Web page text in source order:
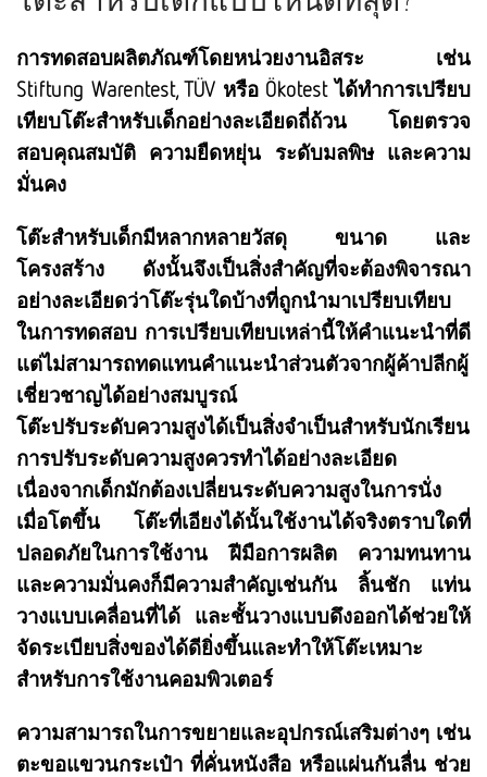
การทดสอบผลิตภัณฑ์โดยหน่วยงานอิสระ เช่น
Stiftung Warentest, TÜV หรือ Ökotest ได้ทำการเปรียบ
เทียบโต๊ะสำหรับเด็กอย่างละเอียดถี่ถ้วน โดยตรวจ
สอบคุณสมบัติ ความยืดหยุ่น ระดับมลพิษ และความ
มั่นคง
โต๊ะสำหรับเด็กมีหลากหลายวัสดุ ขนาด และ
โครงสร้าง ดังนั้นจึงเป็นสิ่งสำคัญที่จะต้องพิจารณา
อย่างละเอียดว่าโต๊ะรุ่นใดบ้างที่ถูกนำมาเปรียบเทียบ
ในการทดสอบ การเปรียบเทียบเหล่านี้ให้คำแนะนำที่ดี
แต่ไม่สามารถทดแทนคำแนะนำส่วนตัวจากผู้ค้าปลีกผู้
เชี่ยวชาญได้อย่างสมบูรณ์
โต๊ะปรับระดับความสูงได้เป็นสิ่งจำเป็นสำหรับนักเรียน
การปรับระดับความสูงควรทำได้อย่างละเอียด
เนื่องจากเด็กมักต้องเปลี่ยนระดับความสูงในการนั่ง
เมื่อโตขึ้น โต๊ะที่เอียงได้นั้นใช้งานได้จริงตราบใดที่
ปลอดภัยในการใช้งาน ฝีมือการผลิต ความทนทาน
และความมั่นคงก็มีความสำคัญเช่นกัน ลิ้นชัก แท่น
วางแบบเคลื่อนที่ได้ และชั้นวางแบบดึงออกได้ช่วยให้
จัดระเบียบสิ่งของได้ดียิ่งขึ้นและทำให้โต๊ะเหมาะ
สำหรับการใช้งานคอมพิวเตอร์
ความสามารถในการขยายและอุปกรณ์เสริมต่างๆ เช่น
ตะขอแขวนกระเป๋า ที่คั่นหนังสือ หรือแผ่นกันลื่น ช่วย